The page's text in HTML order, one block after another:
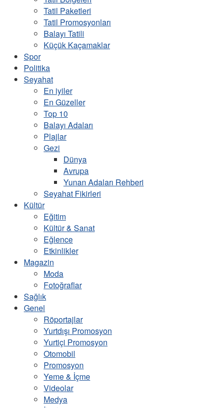
Tatil Paketleri
Tatil Promosyonları
Balayı Tatili
Küçük Kaçamaklar
Spor
Politika
Seyahat
En iyiler
En Güzeller
Top 10
Balayı Adaları
Plajlar
Gezi
Dünya
Avrupa
Yunan Adaları Rehberi
Seyahat Fikirleri
Kültür
Eğitim
Kültür & Sanat
Eğlence
Etkinlikler
Magazin
Moda
Fotoğraflar
Sağlık
Genel
Röportajlar
Yurtdışı Promosyon
Yurtiçi Promosyon
Otomobil
Promosyon
Yeme & İçme
Videolar
Medya